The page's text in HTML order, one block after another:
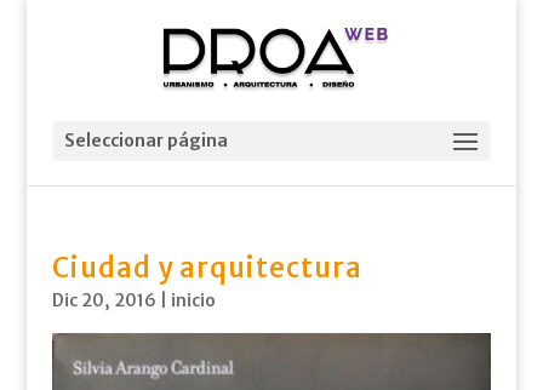
Seleccionar página
Ciudad y arquitectura
Dic 20, 2016 inicio